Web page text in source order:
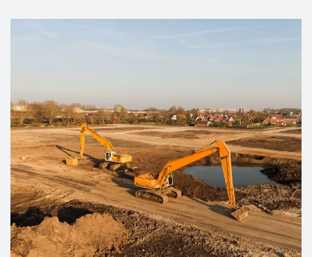
DEVELOPMENT
Surface Coal Mining